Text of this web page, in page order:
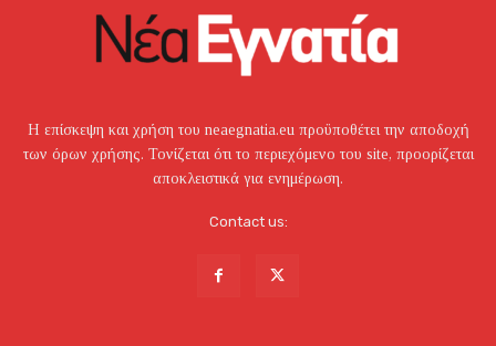
Η επίσκεψη και χρήση του neaegnatia.eu προϋποθέτει την αποδοχή
των όρων χρήσης. Τονίζεται ότι το περιεχόμενο του site, προορίζεται
αποκλειστικά για ενημέρωση.
Contact us: